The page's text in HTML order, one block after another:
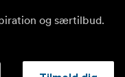
og særtilbud.